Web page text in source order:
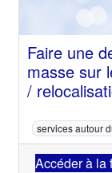
Faire une
masse sur
/
services autour
Accéder à la